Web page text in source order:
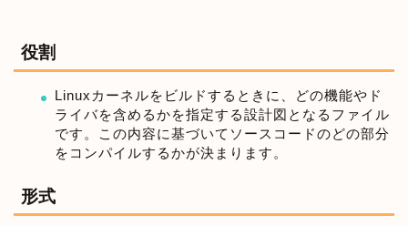
役割
Linuxカーネルをビルドするときに、どの機能やド
ライバを含めるかを指定する設計図となるファイル
です。この内容に基づいてソースコードのどの部分
をコンパイルするかが決まります。
形式